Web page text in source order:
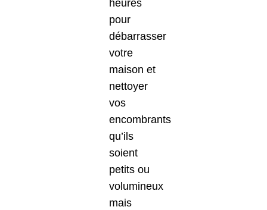
heures
pour
débarrasser
votre
maison et
nettoyer
vos
encombrants
qu’ils
soient
petits ou
volumineux
mais